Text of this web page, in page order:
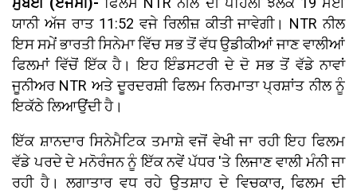
ਯਾਨੀ ਅੱਜ ਰਾਤ 11:52 ਵਜੇ ਰਿਲੀਜ਼ ਕੀਤੀ ਜਾਵੇਗੀ। NTR ਨੀਲ
ਇਸ ਸਮੇਂ ਭਾਰਤੀ ਸਿਨੇਮਾ ਵਿੱਚ ਸਭ ਤੋਂ ਵੱਧ ਉਡੀਕੀਆਂ ਜਾਣ ਵਾਲੀਆਂ
ਫਿਲਮਾਂ ਵਿੱਚੋਂ ਇੱਕ ਹੈ। ਇਹ ਇੰਡਸਟਰੀ ਦੇ ਦੋ ਸਭ ਤੋਂ ਵੱਡੇ ਨਾਵਾਂ
ਜੂਨੀਅਰ NTR ਅਤੇ ਦੂਰਦਰਸ਼ੀ ਫਿਲਮ ਨਿਰਮਾਤਾ ਪ੍ਰਸ਼ਾਂਤ ਨੀਲ ਨੂੰ
ਇਕੱਠੇ ਲਿਆਉਂਦੀ ਹੈ।
ਇੱਕ ਸ਼ਾਨਦਾਰ ਸਿਨੇਮੈਟਿਕ ਤਮਾਸ਼ੇ ਵਜੋਂ ਵੇਖੀ ਜਾ ਰਹੀ ਇਹ ਫਿਲਮ
ਵੱਡੇ ਪਰਦੇ ਦੇ ਮਨੋਰੰਜਨ ਨੂੰ ਇੱਕ ਨਵੇਂ ਪੱਧਰ 'ਤੇ ਲਿਜਾਣ ਵਾਲੀ ਮੰਨੀ ਜਾ
ਰਹੀ ਹੈ। ਲਗਾਤਾਰ ਵਧ ਰਹੇ ਉਤਸ਼ਾਹ ਦੇ ਵਿਚਕਾਰ, ਫਿਲਮ ਦੀ